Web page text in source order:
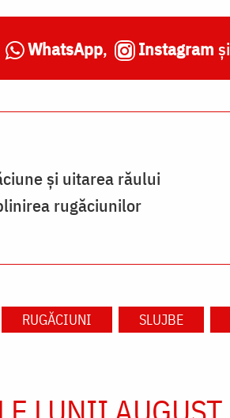
WhatsApp, Instagram și
și uitarea răului
rugăciunilor
RUGĂCIUNI SLUJBE